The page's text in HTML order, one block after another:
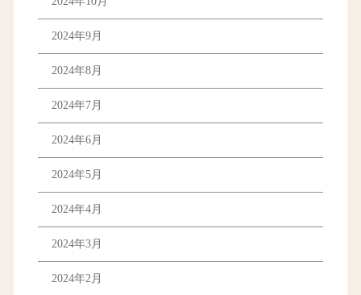
2024年9月
2024年8月
2024年7月
2024年6月
2024年5月
2024年4月
2024年3月
2024年2月